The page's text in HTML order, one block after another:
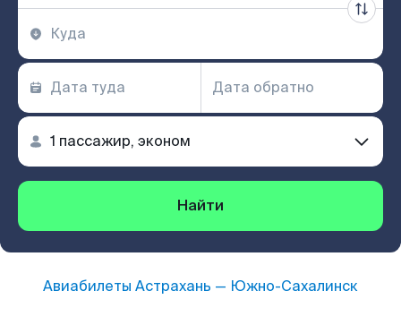
Найти
Авиабилеты Астрахань — Южно-Сахалинск